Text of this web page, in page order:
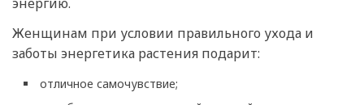
Женщинам при условии правильного ухода и
заботы энергетика растения подарит:
отличное самочувствие;